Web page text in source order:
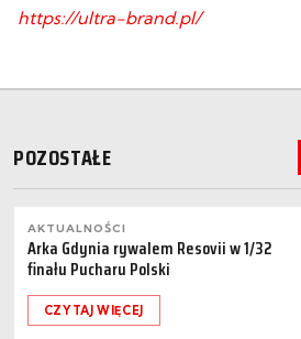
https://ultra-brand.pl/
POZOSTAŁE
AKTUALNOŚCI
Arka Gdynia rywalem Resovii w 1/32
finału Pucharu Polski
CZYTAJ WIĘCEJ